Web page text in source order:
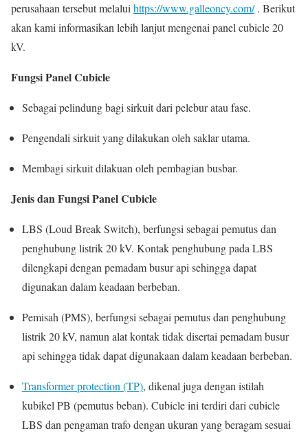
perusahaan tersebut melaluihttps://www.galleoncy.com/. Berikut
akan kami informasikan lebih lanjut mengenai panel cubicle 20
kV.
Fungsi Panel Cubicle
Sebagai pelindung bagi sirkuit dari pelebur atau fase.
Pengendali sirkuit yang dilakukan oleh saklar utama.
Membagi sirkuit dilakuan oleh pembagian busbar.
Jenis dan Fungsi Panel Cubicle
LBS (Loud Break Switch), berfungsi sebagai pemutus dan
penghubung listrik 20 kV. Kontak penghubung pada LBS
dilengkapi dengan pemadam busur api sehingga dapat
digunakan dalam keadaan berbeban.
Pemisah (PMS), berfungsi sebagai pemutus dan penghubung
listrik 20 kV, namun alat kontak tidak disertai pemadam busur
api sehingga tidak dapat digunakaan dalam keadaan berbeban.
Transformer protection (TP), dikenal juga dengan istilah
kubikel PB (pemutus beban). Cubicle ini terdiri dari cubicle
LBS dan pengaman trafo dengan ukuran yang beragam sesuai